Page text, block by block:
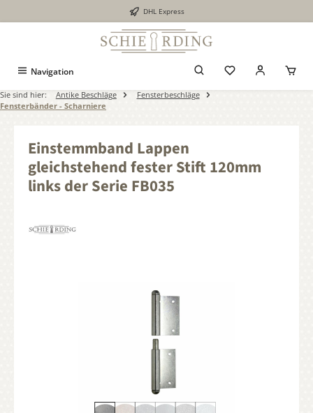
DHL Express
Navigation
Sie sind hier: Antike Beschläge
Fensterbeschläge
Fensterbänder - Scharniere
Einstemmband Lappen
gleichstehend fester Stift 120mm
links der Serie FB035